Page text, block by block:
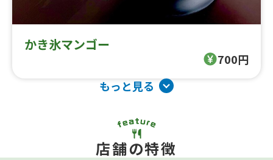
かき氷マンゴー
700円
もっと見る
店舗の特徴